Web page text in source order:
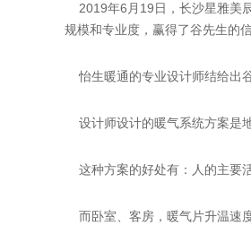
2019年6月19日，长沙星雅美
规模和专业度，赢得了谷先生的
怡生暖通的专业设计师结给出
设计师设计的暖气系统方案是
这种方案的好处有：人的主要
而卧室、客房，暖气片升温速